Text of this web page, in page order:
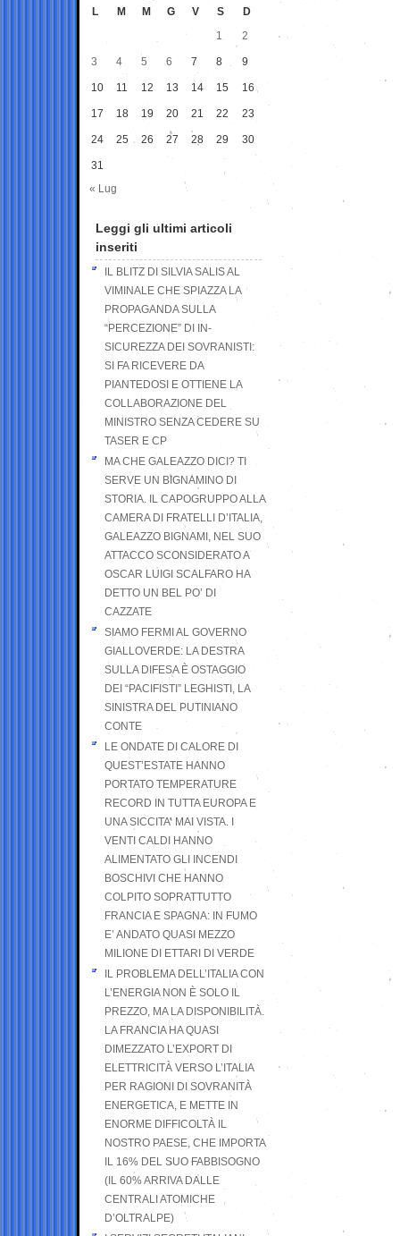
L M M G V S
D
1
2
3 4 5 6 7 8 9
10 11 12 13 14 15 16
17 18 19 20 21 22 23
24 25 26 27 28 29 30
31
« Lug
Leggi gli ultimi articoli
inseriti
IL BLITZ DI SILVIA SALIS AL
VIMINALE CHE SPIAZZA LA
PROPAGANDA SULLA
“PERCEZIONE” DI IN-
SICUREZZA DEI SOVRANISTI:
SI FA RICEVERE DA
PIANTEDOSI E OTTIENE LA
COLLABORAZIONE DEL
MINISTRO SENZA CEDERE SU
TASER E CP
MA CHE GALEAZZO DICI? TI
SERVE UN BIGNAMINO DI
STORIA. IL CAPOGRUPPO ALLA
CAMERA DI FRATELLI D’ITALIA,
GALEAZZO BIGNAMI, NEL SUO
ATTACCO SCONSIDERATO A
OSCAR LUIGI SCALFARO HA
DETTO UN BEL PO’ DI
CAZZATE
SIAMO FERMI AL GOVERNO
GIALLOVERDE: LA DESTRA
SULLA DIFESA È OSTAGGIO
DEI “PACIFISTI” LEGHISTI, LA
SINISTRA DEL PUTINIANO
CONTE
LE ONDATE DI CALORE DI
QUEST’ESTATE HANNO
PORTATO TEMPERATURE
RECORD IN TUTTA EUROPA E
UNA SICCITA’ MAI VISTA. I
VENTI CALDI HANNO
ALIMENTATO GLI INCENDI
BOSCHIVI CHE HANNO
COLPITO SOPRATTUTTO
FRANCIA E SPAGNA: IN FUMO
E’ ANDATO QUASI MEZZO
MILIONE DI ETTARI DI VERDE
IL PROBLEMA DELL’ITALIA CON
L’ENERGIA NON È SOLO IL
PREZZO, MA LA DISPONIBILITÀ.
LA FRANCIA HA QUASI
DIMEZZATO L’EXPORT DI
ELETTRICITÀ VERSO L’ITALIA
PER RAGIONI DI SOVRANITÀ
ENERGETICA, E METTE IN
ENORME DIFFICOLTÀ IL
NOSTRO PAESE, CHE IMPORTA
IL 16% DEL SUO FABBISOGNO
(IL 60% ARRIVA DALLE
CENTRALI ATOMICHE
D’OLTRALPE)